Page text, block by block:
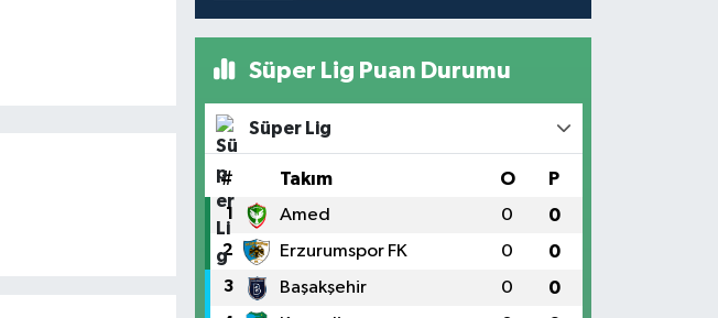
Süper Lig Puan Durumu
Süper Lig
# Takım O P
1 Amed 0 0
2 Erzurumspor FK 0 0
3 Başakşehir 0 0